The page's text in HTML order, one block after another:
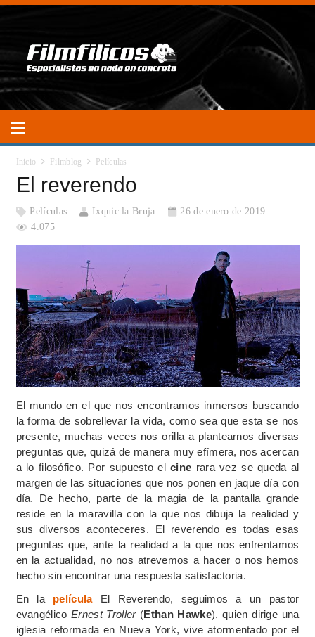
Inicio Filmblog Películas
El reverendo
Películas Ixquic la Bruja
26 de enero de 2019
4.075
El mundo en el que nos encontramos inmersos buscando
la forma de sobrellevar la vida, como sea que esta se nos
presente, muchas veces nos orilla a plantearnos diversas
preguntas que, quizá de manera muy efímera, nos acercan
a lo filosófico. Por supuesto elcine rara vez se queda al
margen de las situaciones que nos ponen en jaque día con
día. De hecho, parte de la magia de la pantalla grande
reside en la maravilla con la que nos dibuja la realidad y
sus diversos aconteceres. El reverendo es todas esas
preguntas que, ante la realidad a la que nos enfrentamos
en la actualidad, no nos atrevemos a hacer o nos hemos
hecho sin encontrar una respuesta satisfactoria.
En la película
El Reverendo, seguimos a un pastor
evangélicoErnest Troller(Ethan Hawke), quien dirige una
iglesia reformada en Nueva York, vive atormentado por el